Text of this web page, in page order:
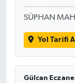
SÜPHAN
Yol Tarifi Al
Gülcan